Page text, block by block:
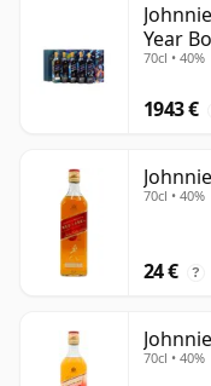
Year
70cl • 40%
1943 €
70cl • 40%
24 € ?
70cl • 40%